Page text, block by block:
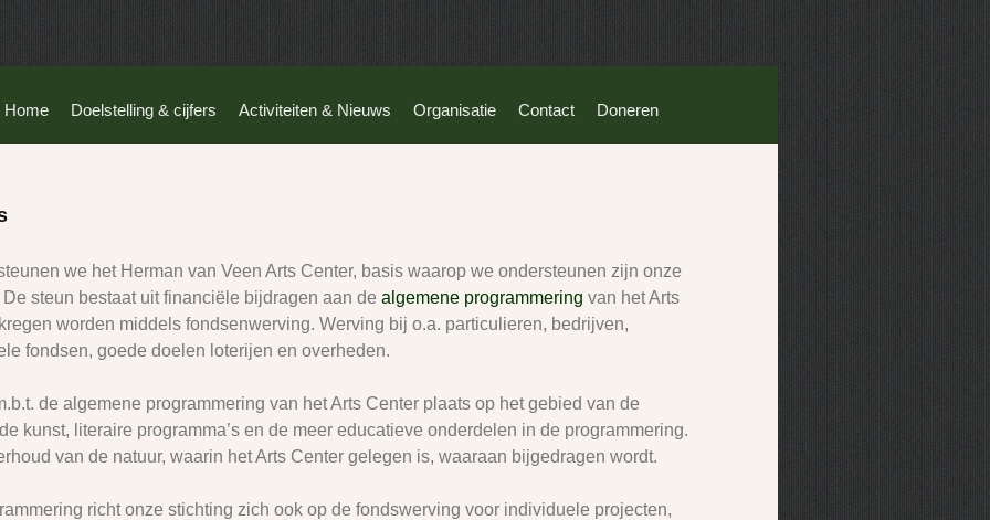
Home Doelstelling & cijfers Activiteiten & Nieuws Organisatie Contact Doneren
we het Herman van Veen Arts Center, basis waarop we ondersteunen zijn onze
De steun bestaat uit financiële bijdragen aan de algemene programmering van het Arts
worden middels fondsenwerving. Werving bij o.a. particulieren, bedrijven,
fondsen, goede doelen loterijen en overheden.
de algemene programmering van het Arts Center plaats op het gebied van de
kunst, literaire programma’s en de meer educatieve onderdelen in de programmering.
van de natuur, waarin het Arts Center gelegen is, waaraan bijgedragen wordt.
richt onze stichting zich ook op de fondswerving voor individuele projecten,